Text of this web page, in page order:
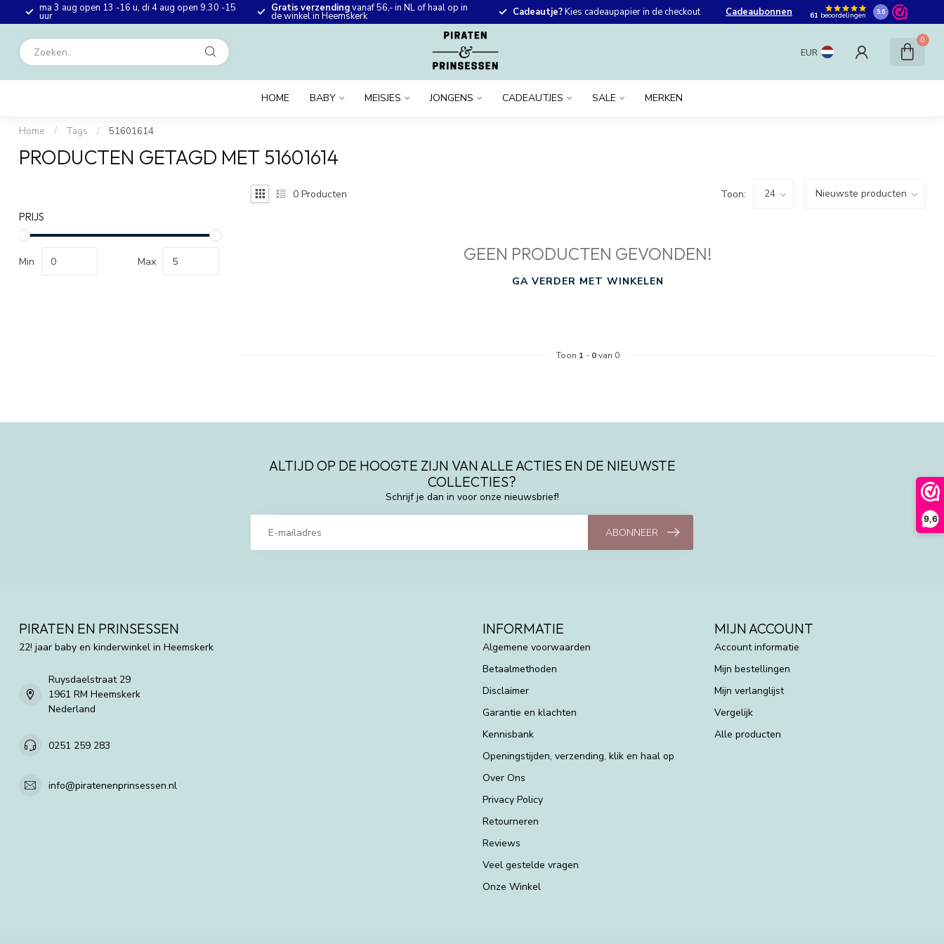
9,6
ma 3 aug open 13 -16 u, di 4 aug open 9.30 -15
uur
Gratis verzendingvanaf 56,- in NL of haal op in
de winkel in Heemskerk Cadeautje?Kies cadeaupapier in de checkout Cadeaubonnen 61 beoordelingen 9.6
EUR
0
HOME BABY MEISJES JONGENS CADEAUTJES SALE MERKEN
Home / Tags / 51601614
PRODUCTEN GETAGD MET 51601614
PRIJS
Min Max
0 Producten Toon:
GEEN PRODUCTEN GEVONDEN!
GA VERDER MET WINKELEN
Toon 1 - 0van 0
ALTIJD OP DE HOOGTE ZIJN VAN ALLE ACTIES EN DE NIEUWSTE
COLLECTIES?
Schrijf je dan in voor onze nieuwsbrief!
ABONNEER
PIRATEN EN PRINSESSEN
22! jaar baby en kinderwinkel in Heemskerk
Ruysdaelstraat 29
1961 RM Heemskerk
Nederland
0251 259 283
info@piratenenprinsessen.nl
INFORMATIE
Algemene voorwaarden
Betaalmethoden
Disclaimer
Garantie en klachten
Kennisbank
Openingstijden, verzending, klik en haal op
Over Ons
Privacy Policy
Retourneren
Reviews
Veel gestelde vragen
Onze Winkel
MIJN ACCOUNT
Account informatie
Mijn bestellingen
Mijn verlanglijst
Vergelijk
Alle producten